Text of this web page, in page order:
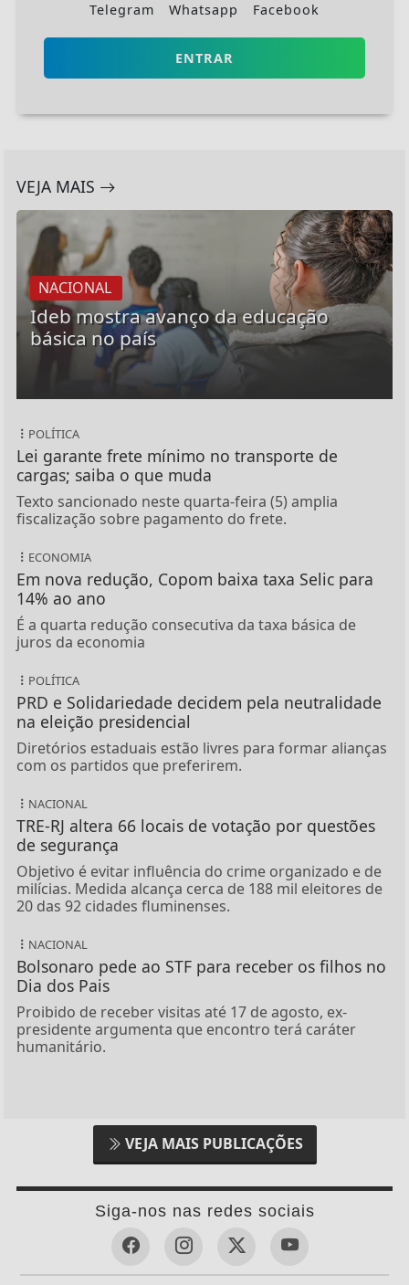
Telegram Whatsapp Facebook
ENTRAR
VEJA MAIS
NACIONAL
Ideb mostra avanço da educação
básica no país
POLÍTICA
Lei garante frete mínimo no transporte de
cargas; saiba o que muda
Texto sancionado neste quarta-feira (5) amplia
fiscalização sobre pagamento do frete.
ECONOMIA
Em nova redução, Copom baixa taxa Selic para
14% ao ano
É a quarta redução consecutiva da taxa básica de
juros da economia
POLÍTICA
PRD e Solidariedade decidem pela neutralidade
na eleição presidencial
Diretórios estaduais estão livres para formar alianças
com os partidos que preferirem.
NACIONAL
TRE-RJ altera 66 locais de votação por questões
de segurança
Objetivo é evitar influência do crime organizado e de
milícias. Medida alcança cerca de 188 mil eleitores de
20 das 92 cidades fluminenses.
NACIONAL
Bolsonaro pede ao STF para receber os filhos no
Dia dos Pais
Proibido de receber visitas até 17 de agosto, ex-
presidente argumenta que encontro terá caráter
humanitário.
VEJA MAIS PUBLICAÇÕES
Siga-nos nas redes sociais